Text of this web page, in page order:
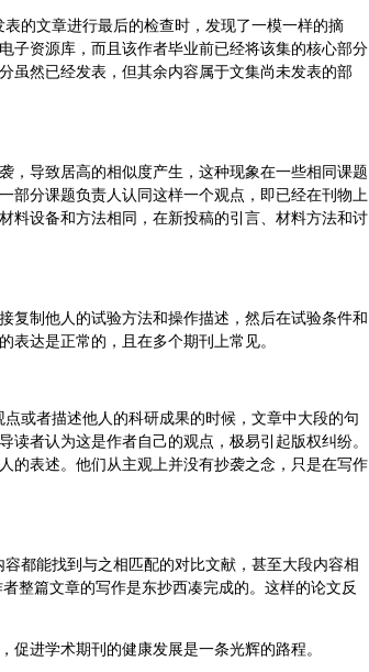
表的文章进行最后的检查时，发现了一模一样的摘
子资源库，而且该作者毕业前已经将该集的核心部分
虽然已经发表，但其余内容属于文集尚未发表的部
，导致居高的相似度产生，这种现象在一些相同课题
部分课题负责人认同这样一个观点，即已经在刊物上
料设备和方法相同，在新投稿的引言、材料方法和讨
复制他人的试验方法和操作描述，然后在试验条件和
表达是正常的，且在多个期刊上常见。
或者描述他人的科研成果的时候，文章中大段的句
者认为这是作者自己的观点，极易引起版权纠纷。
的表述。他们从主观上并没有抄袭之念，只是在写作
都能找到与之相匹配的对比文献，甚至大段内容相
整篇文章的写作是东抄西凑完成的。这样的论文反
促进学术期刊的健康发展是一条光辉的路程。